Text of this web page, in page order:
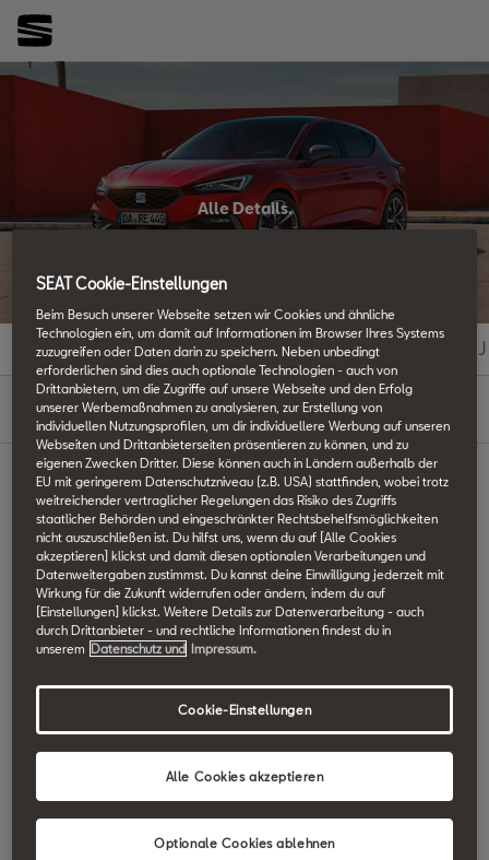
Alle Details.
A B C D E F G J
SEAT Technik Lexikon durchsuchen.
Programmierte
Verformungszonen
Bereits in der Konstruktionsphase der Karosseriestruktur eines
Fahrzeugs werden bestimmte Bereiche wie Front oder Heck so
ausgelegt, dass sie sich bei einem Unfall vorbestimmt verformen
und so in erheblichem Umfang Aufprallenergie abbauen.
Dies trägt zu einer deutlichen Reduzierung der auf die Insassen
SEAT Cookie-Einstellungen
Beim Besuch unserer Webseite setzen wir Cookies und ähnliche
Technologien ein, um damit auf Informationen im Browser Ihres Systems
zuzugreifen oder Daten darin zu speichern. Neben unbedingt
erforderlichen sind dies auch optionale Technologien - auch von
Drittanbietern, um die Zugriffe auf unsere Webseite und den Erfolg
unserer Werbemaßnahmen zu analysieren, zur Erstellung von
individuellen Nutzungsprofilen, um dir individuellere Werbung auf unseren
Webseiten und Drittanbieterseiten präsentieren zu können, und zu
eigenen Zwecken Dritter. Diese können auch in Ländern außerhalb der
EU mit geringerem Datenschutzniveau (z.B. USA) stattfinden, wobei trotz
weitreichender vertraglicher Regelungen das Risiko des Zugriffs
staatlicher Behörden und eingeschränkter Rechtsbehelfsmöglichkeiten
nicht auszuschließen ist. Du hilfst uns, wenn du auf [Alle Cookies
akzeptieren] klickst und damit diesen optionalen Verarbeitungen und
Datenweitergaben zustimmst. Du kannst deine Einwilligung jederzeit mit
Wirkung für die Zukunft widerrufen oder ändern, indem du auf
[Einstellungen] klickst. Weitere Details zur Datenverarbeitung - auch
durch Drittanbieter - und rechtliche Informationen findest du in
unserem Datenschutz und Impressum.
Cookie-Einstellungen
Optionale Cookies ablehnen
Alle Cookies akzeptieren